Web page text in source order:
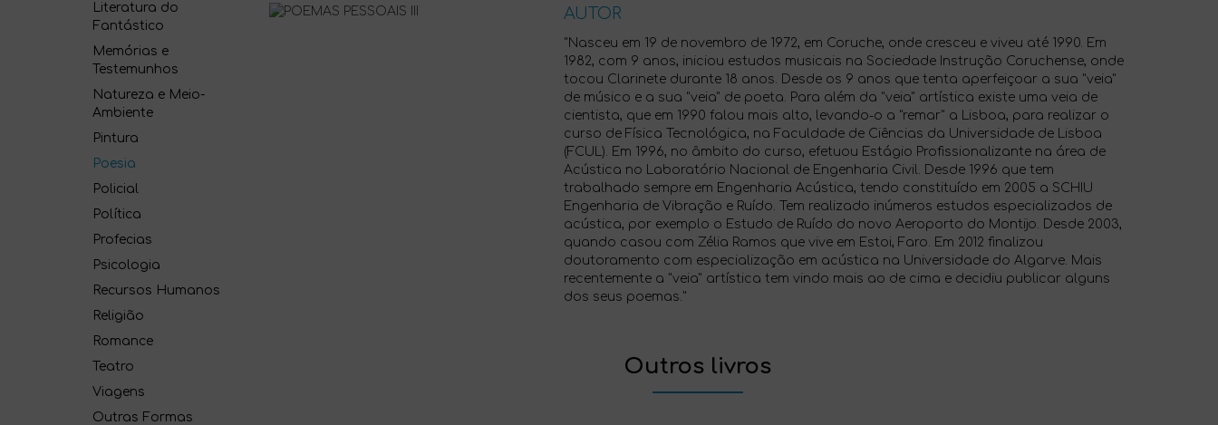
Literatura do
Fantástico
Memórias e
Testemunhos
Natureza e Meio-
Ambiente
Pintura
Poesia
Policial
Política
Profecias
Psicologia
Recursos Humanos
Religião
Romance
Teatro
Viagens
Outras Formas
AUTOR
"Nasceu em 19 de novembro de 1972, em Coruche, onde cresceu e viveu até 1990. Em
1982, com 9 anos, iniciou estudos musicais na Sociedade Instrução Coruchense, onde
tocou Clarinete durante 18 anos. Desde os 9 anos que tenta aperfeiçoar a sua "veia"
de músico e a sua "veia" de poeta. Para além da "veia" artística existe uma veia de
cientista, que em 1990 falou mais alto, levando-o a "remar" a Lisboa, para realizar o
curso de Física Tecnológica, na Faculdade de Ciências da Universidade de Lisboa
(FCUL). Em 1996, no âmbito do curso, efetuou Estágio Profissionalizante na área de
Acústica no Laboratório Nacional de Engenharia Civil. Desde 1996 que tem
trabalhado sempre em Engenharia Acústica, tendo constituído em 2005 a SCHIU
Engenharia de Vibração e Ruído. Tem realizado inúmeros estudos especializados de
acústica, por exemplo o Estudo de Ruído do novo Aeroporto do Montijo. Desde 2003,
quando casou com Zélia Ramos que vive em Estoi, Faro. Em 2012 finalizou
doutoramento com especialização em acústica na Universidade do Algarve. Mais
recentemente a "veia" artística tem vindo mais ao de cima e decidiu publicar alguns
dos seus poemas."
Outros livros